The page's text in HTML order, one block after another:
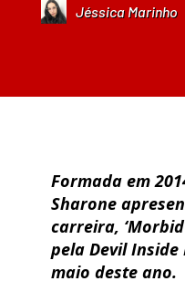
Jéssica Marinho
Formada em
Sharone
carreira,
pela Devil Inside
maio deste ano.